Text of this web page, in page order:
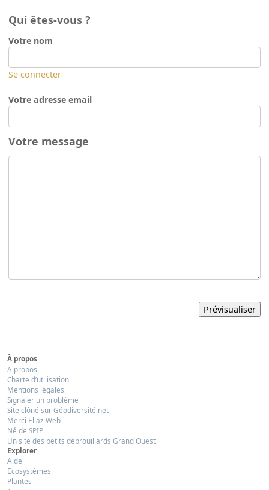
Qui êtes-vous ?
Votre nom
Se connecter
Votre adresse email
Votre message
À propos
A propos
Charte d’utilisation
Mentions légales
Signaler un problème
Site clôné sur Géodiversité.net
Merci Eliaz Web
Né de SPIP
Un site des petits débrouillards Grand Ouest
Explorer
Aide
Ecosystèmes
Plantes